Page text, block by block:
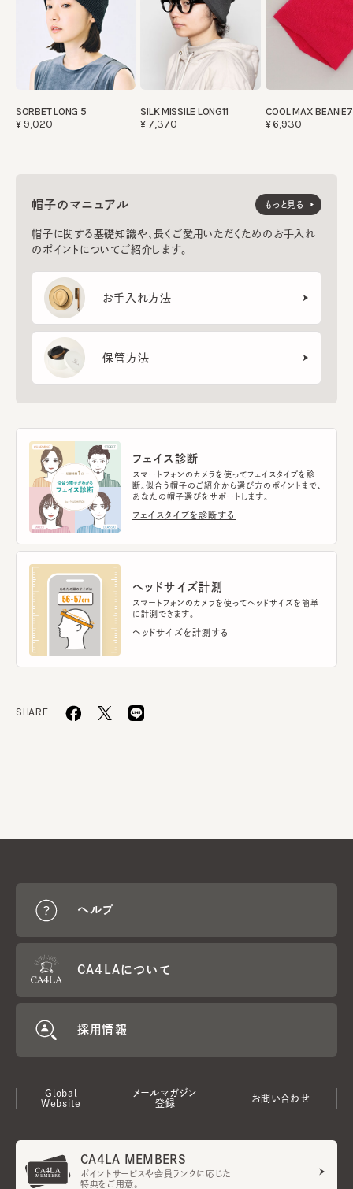
SORBET LONG 5
¥9,020
SILK MISSILE LONG11
¥7,370
COOL MAX BEANIE7
¥6,930
帽子のマニュアル
帽子に関する基礎知識や、長くご愛用いただくためのお手入れ
のポイントについてご紹介します。
お手入れ方法
保管方法
もっと見る
フェイス診断
スマートフォンのカメラを使ってフェイスタイプを診
断。似合う帽子のご紹介から選び方のポイントまで、
あなたの帽子選びをサポートします。
フェイスタイプを診断する
ヘッドサイズ計測
スマートフォンのカメラを使ってヘッドサイズを簡単
に計測できます。
ヘッドサイズを計測する
SHARE
ヘルプ
CA4LAについて
採用情報
Global
Website
メールマガジン
登録
お問い合わせ
CA4LA MEMBERS
ポイントサービスや会員ランクに応じた
特典をご用意。